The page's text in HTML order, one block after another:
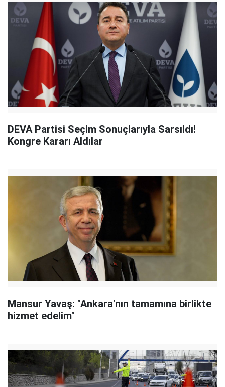
DEVA Partisi Seçim Sonuçlarıyla Sarsıldı!
Kongre Kararı Aldılar
Mansur Yavaş: "Ankara'nın tamamına birlikte
hizmet edelim"